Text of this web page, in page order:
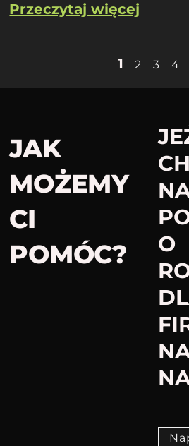
Przeczytaj więcej
1 2 3 4
JAK
MOŻEMY
CI
POMÓC?​
O